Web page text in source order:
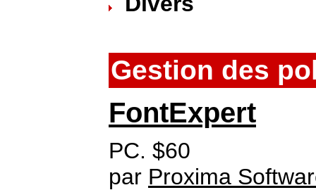
Gestion des
FontExpert
PC. $60
par Proxima